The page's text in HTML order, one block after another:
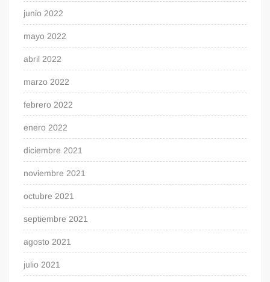
junio 2022
mayo 2022
abril 2022
marzo 2022
febrero 2022
enero 2022
diciembre 2021
noviembre 2021
octubre 2021
septiembre 2021
agosto 2021
julio 2021